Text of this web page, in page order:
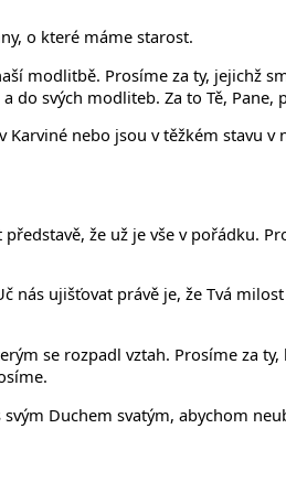
o které máme starost.
modlitbě. Prosíme za ty, jejichž
do svých modliteb. Za to Tě, Pane,
nebo jsou v těžkém stavu
že už je vše v pořádku.
ujišťovat právě je, že Tvá
se rozpadl vztah. Prosíme za
Duchem svatým, abychom